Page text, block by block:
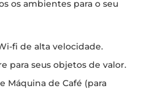
os ambientes para o seu
fi de alta velocidade.
para seus objetos de valor.
Máquina de Café (para